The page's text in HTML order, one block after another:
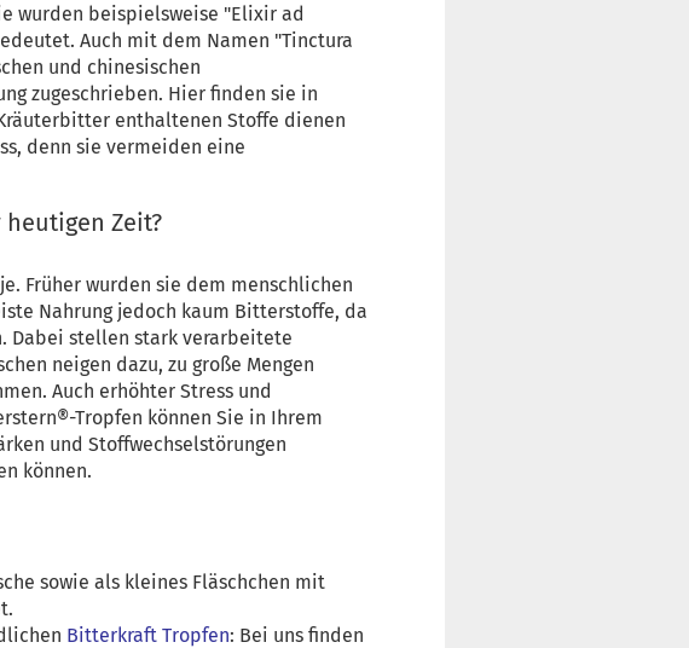
wurden beispielsweise "Elixir ad
Auch mit dem Namen "Tinctura
und chinesischen
zugeschrieben. Hier finden sie in
enthaltenen Stoffe dienen
denn sie vermeiden eine
Zeit?
Früher wurden sie dem menschlichen
Nahrung jedoch kaum Bitterstoffe, da
Dabei stellen stark verarbeitete
neigen dazu, zu große Mengen
Auch erhöhter Stress und
Tropfen können Sie in Ihrem
und Stoffwechselstörungen
können.
sowie als kleines Fläschchen mit
Bitterkraft Tropfen: Bei uns finden